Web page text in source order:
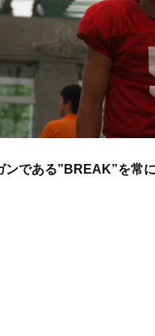
である”BREAK”を常